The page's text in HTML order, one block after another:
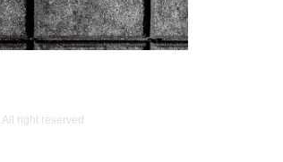
right reserved